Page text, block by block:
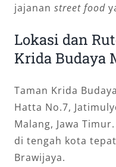
jajanan street food
Lokasi dan
Krida Budaya
Taman Krida
Hatta No.7,
Malang, Jawa
di tengah kota
Brawijaya.